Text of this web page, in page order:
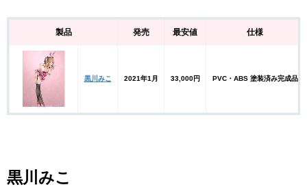
製品 発売 最安値 仕様
黒川みこ 2021年1月 33,000円 PVC・ABS 塗装済み完成品
黒川みこ